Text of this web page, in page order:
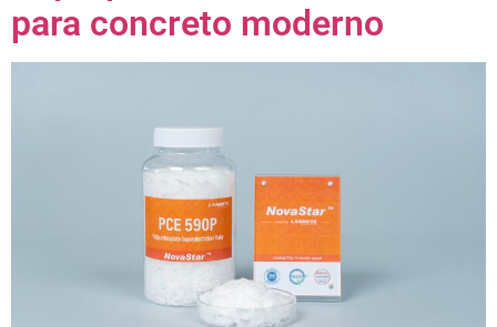
para concreto moderno